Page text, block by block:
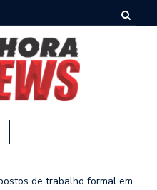
de trabalho formal em